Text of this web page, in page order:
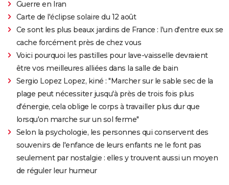
Guerre en Iran
Carte de l'éclipse solaire du 12 août
Ce sont les plus beaux jardins de France : l'un d'entre eux se
cache forcément près de chez vous
Voici pourquoi les pastilles pour lave-vaisselle devraient
être vos meilleures alliées dans la salle de bain
Sergio Lopez Lopez, kiné : "Marcher sur le sable sec de la
plage peut nécessiter jusqu'à près de trois fois plus
d'énergie, cela oblige le corps à travailler plus dur que
lorsqu'on marche sur un sol ferme"
Selon la psychologie, les personnes qui conservent des
souvenirs de l'enfance de leurs enfants ne le font pas
seulement par nostalgie : elles y trouvent aussi un moyen
de réguler leur humeur